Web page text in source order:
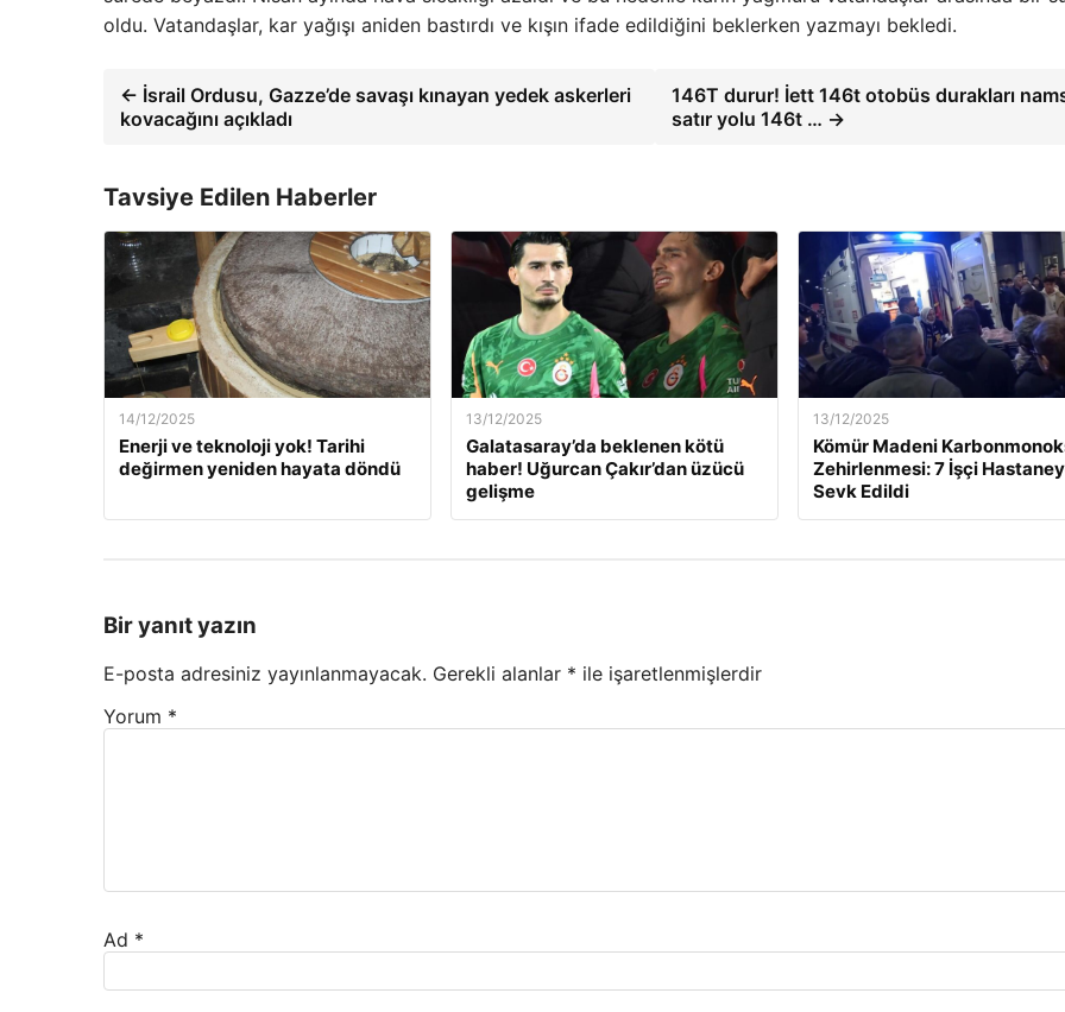
oldu. Vatandaşlar, kar yağışı aniden bastırdı ve kışın ifade edildiğini beklerken yazmayı bekledi.
← İsrail Ordusu, Gazze’de savaşı kınayan yedek askerleri
kovacağını açıkladı
146T durur! İett 146t otobüs durakları
satır yolu 146t … →
Tavsiye Edilen Haberler
14/12/2025
Enerji ve teknoloji yok! Tarihi
değirmen yeniden hayata döndü
13/12/2025
Galatasaray’da beklenen kötü
haber! Uğurcan Çakır’dan üzücü
gelişme
13/12/2025
Kömür Madeni
Zehirlenmesi: 7 İşçi
Sevk Edildi
Bir yanıt yazın
E-posta adresiniz yayınlanmayacak. Gerekli alanlar * ile işaretlenmişlerdir
Yorum *
Ad *